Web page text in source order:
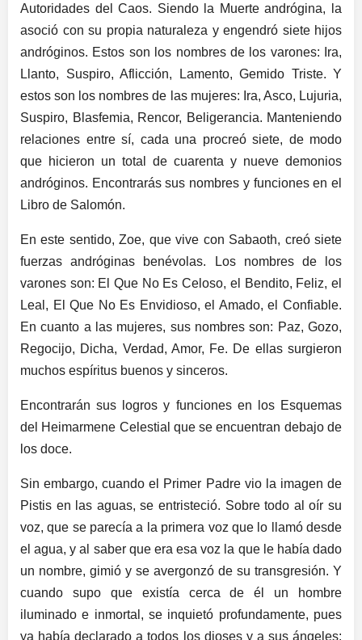
Autoridades del Caos. Siendo la Muerte andrógina, la
asoció con su propia naturaleza y engendró siete hijos
andróginos. Estos son los nombres de los varones: Ira,
Llanto, Suspiro, Aflicción, Lamento, Gemido Triste. Y
estos son los nombres de las mujeres: Ira, Asco, Lujuria,
Suspiro, Blasfemia, Rencor, Beligerancia. Manteniendo
relaciones entre sí, cada una procreó siete, de modo
que hicieron un total de cuarenta y nueve demonios
andróginos. Encontrarás sus nombres y funciones en el
Libro de Salomón.
En este sentido, Zoe, que vive con Sabaoth, creó siete
fuerzas andróginas benévolas. Los nombres de los
varones son: El Que No Es Celoso, el Bendito, Feliz, el
Leal, El Que No Es Envidioso, el Amado, el Confiable.
En cuanto a las mujeres, sus nombres son: Paz, Gozo,
Regocijo, Dicha, Verdad, Amor, Fe. De ellas surgieron
muchos espíritus buenos y sinceros.
Encontrarán sus logros y funciones en los Esquemas
del Heimarmene Celestial que se encuentran debajo de
los doce.
Sin embargo, cuando el Primer Padre vio la imagen de
Pistis en las aguas, se entristeció. Sobre todo al oír su
voz, que se parecía a la primera voz que lo llamó desde
el agua, y al saber que era esa voz la que le había dado
un nombre, gimió y se avergonzó de su transgresión. Y
cuando supo que existía cerca de él un hombre
iluminado e inmortal, se inquietó profundamente, pues
ya había declarado a todos los dioses y a sus ángeles: